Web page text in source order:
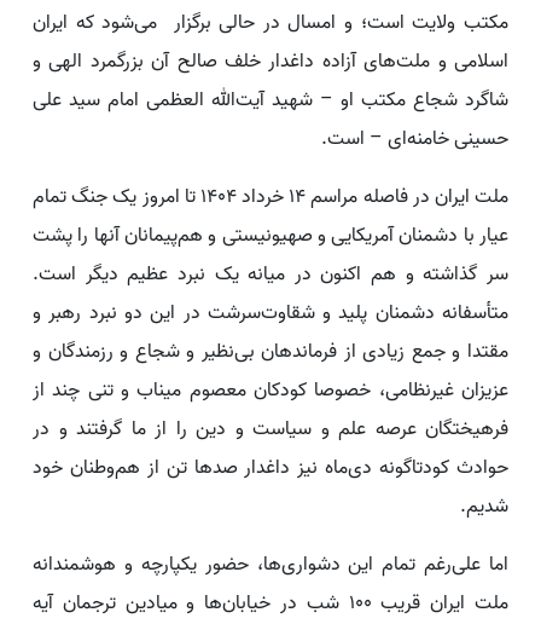
مکتب ولایت است؛ و امسال در حالی برگزار ‌ می‌شود که ایران
اسلامی و ملت‌های آزاده داغدار خلف صالح آن بزرگمرد الهی و
شاگرد شجاع مکتب او – شهید آیت‌الله العظمی امام سید علی
حسینی خامنه‌ای – است.
ملت ایران در فاصله مراسم 14 خرداد 1404 تا امروز یک جنگ تمام
عیار با دشمنان آمریکایی و صهیونیستی و هم‌پیمانان آنها را پشت
سر گذاشته و هم اکنون در میانه یک نبرد عظیم دیگر است.
متأسفانه دشمنان پلید و شقاوت‌سرشت در این دو نبرد رهبر و
مقتدا و جمع زیادی از فرماندهان بی‌نظیر و شجاع و رزمندگان و
عزیزان غیرنظامی، خصوصا کودکان معصوم میناب و تنی چند از
فرهیختگان عرصه علم و سیاست و دین را از ما گرفتند و در
حوادث کودتاگونه دی‌ماه نیز داغدار صد‌ها تن از هم‌وطنان خود
شدیم.
اما علی‌رغم تمام این دشواری‌ها، حضور یکپارچه و هوشمندانه
ملت ایران قریب 100 شب در خیابان‌ها و میادین ترجمان آیه